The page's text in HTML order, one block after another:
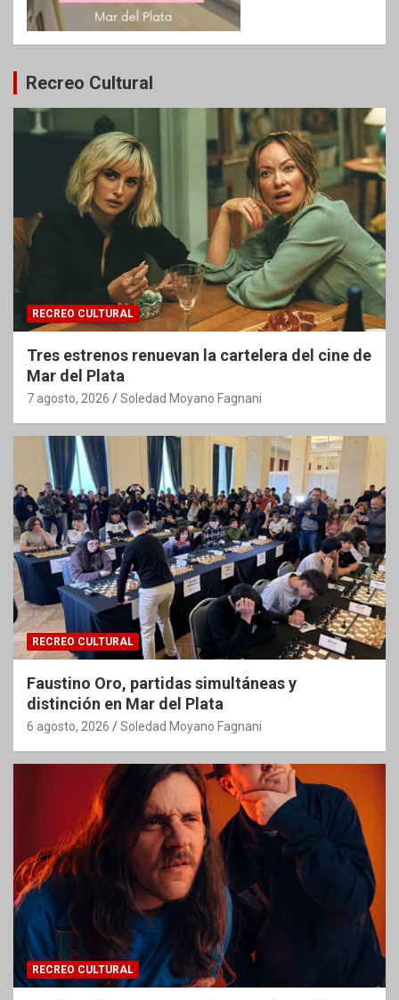
Recreo Cultural
RECREO CULTURAL
Tres estrenos renuevan la cartelera del cine de
Mar del Plata
7 agosto, 2026 Soledad Moyano Fagnani
RECREO CULTURAL
Faustino Oro, partidas simultáneas y
distinción en Mar del Plata
6 agosto, 2026 Soledad Moyano Fagnani
RECREO CULTURAL